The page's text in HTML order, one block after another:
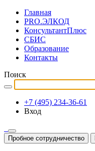
Главная
PRO.ЭЛКОД
КонсультантПлюс
СБИС
Образование
Контакты
Поиск
+7 (495) 234-36-61
Вход
Пробное сотрудничество